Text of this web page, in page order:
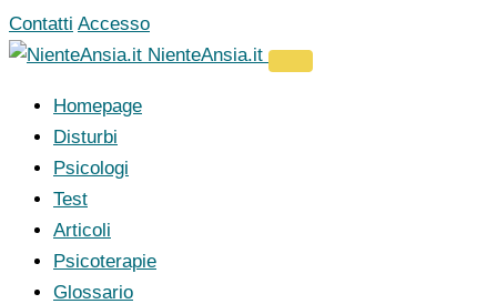
Vai
al
Contatti Accesso
NienteAnsia.it
Homepage
Disturbi
Psicologi
Test
Articoli
Psicoterapie
Glossario